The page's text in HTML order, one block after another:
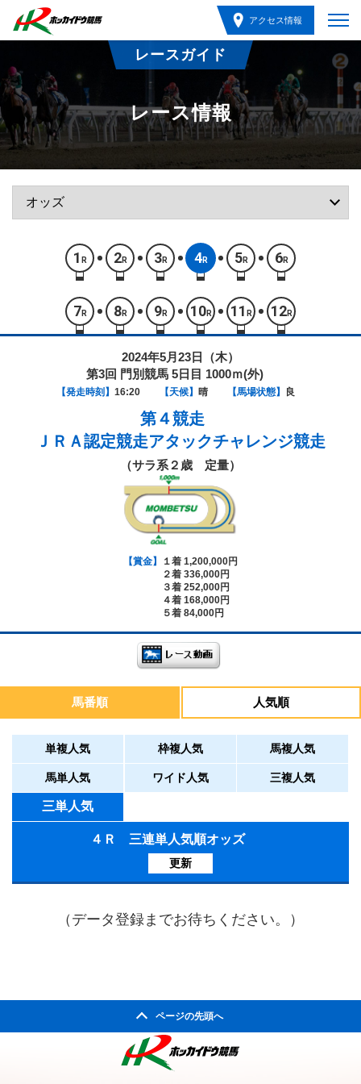
アクセス情報
レースガイド
レース情報
1 R 2R 3R 4R 5R 6R
7 R 8R 9R 10R 11 R 12R
2024年5月23日（木）
第3回 門別競馬 5日目 1000ｍ(外)
【発走時刻】 16:20 【天候】 晴 【馬場状態】 良
第４競走
ＪＲＡ認定競走アタックチャレンジ競走
（サラ系２歳 定量）
【賞金】
１着 1,200,000円
２着 336,000円
３着 252,000円
４着 168,000円
５着 84,000円
馬番順 人気順
単複人気 枠複人気 馬複人気
馬単人気 ワイド人気 三複人気
三単人気
４Ｒ 三連単人気順オッズ
更新
（データ登録までお待ちください。）
ページの先頭へ